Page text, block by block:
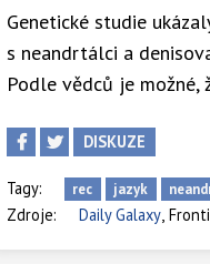
Genetické studie
s neandrtálci a
Podle vědců je
DISKUZE
Tagy: rec jazyk
Zdroje: Daily Galaxy,